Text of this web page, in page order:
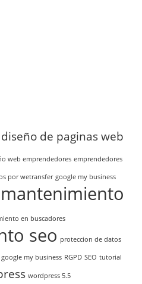
diseño de paginas web
web emprendedores emprendedores
por wetransfer google my business
mantenimiento
en buscadores
seo proteccion de datos
google my business RGPD SEO tutorial
wordpress 5.5